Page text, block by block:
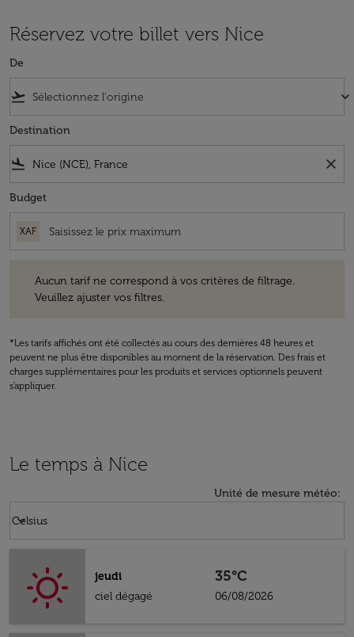
Réservez votre billet vers Nice
De
flight_takeoff keyboard_arrow_down
Destination
flight_land close
Budget
XAF
Aucun tarif ne correspond à vos critères de filtrage.
Veuillez ajuster vos filtres.
*Les tarifs affichés ont été collectés au cours des dernières 48 heures et
peuvent ne plus être disponibles au moment de la réservation. Des frais et
charges supplémentaires pour les produits et services optionnels peuvent
s'appliquer.
Le temps à Nice
Unité de mesure météo:
Celsius
keyboard_arrow_down
jeudi
ciel dégagé
35°C
06/08/2026